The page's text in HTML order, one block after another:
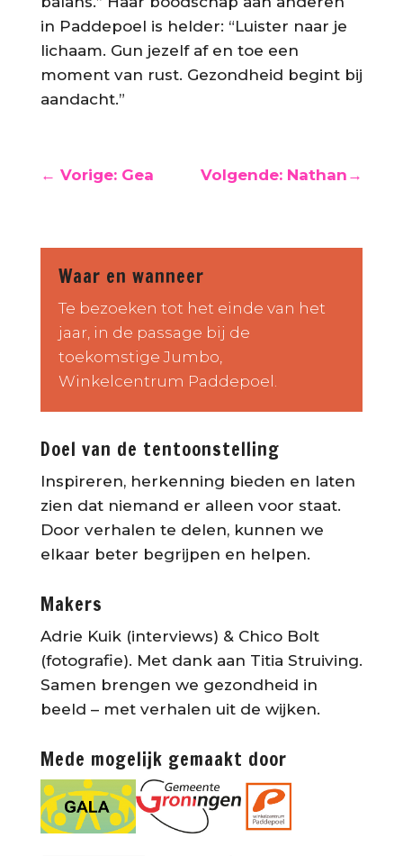
in Paddepoel is helder: “Luister naar je
lichaam. Gun jezelf af en toe een
moment van rust. Gezondheid begint bij
aandacht.”
← Vorige: Gea Volgende: Nathan→
Waar en wanneer
Te bezoeken tot het einde van het
jaar, in de passage bij de
toekomstige Jumbo,
Winkelcentrum Paddepoel.
Doel van de tentoonstelling
Inspireren, herkenning bieden en laten
zien dat niemand er alleen voor staat.
Door verhalen te delen, kunnen we
elkaar beter begrijpen en helpen.
Makers
Adrie Kuik (interviews) & Chico Bolt
(fotografie). Met dank aan Titia Struiving.
Samen brengen we gezondheid in
beeld – met verhalen uit de wijken.
Mede mogelijk gemaakt door